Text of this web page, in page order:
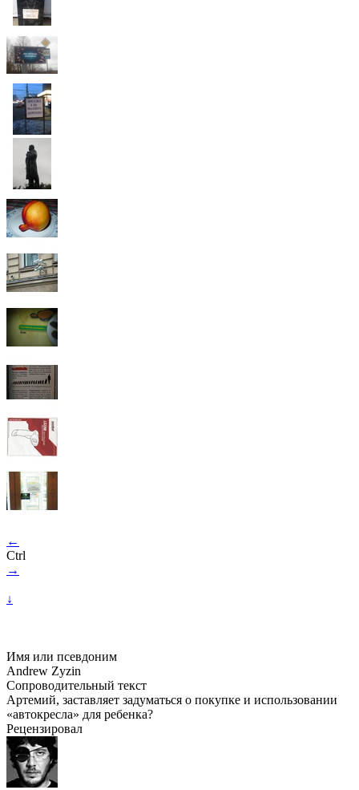
←
Ctrl
→
↓
Имя или псевдоним
Andrew Zyzin
Сопроводительный текст
Артемий, заставляет задуматься о покупке и использовании
«автокресла» для ребенка?
Рецензировал